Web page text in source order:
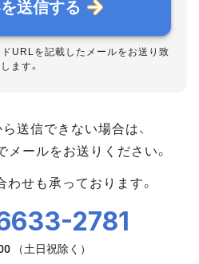
送信する
URLを記載したメールをお送り致
します。
送信できない場合は、
メールをお送りください。
せも承っております。
2781